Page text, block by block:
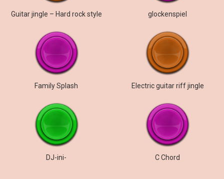
Guitar jingle – Hard rock style glockenspiel
Family Splash Electric guitar riff jingle
DJ-ini- C Chord